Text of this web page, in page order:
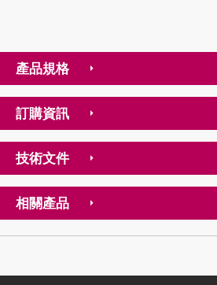
產品規格
訂購資訊
技術文件
相關產品